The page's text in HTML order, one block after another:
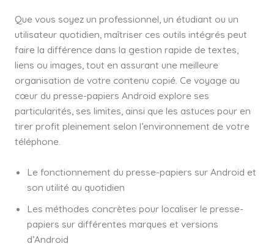
Que vous soyez un professionnel, un étudiant ou un
utilisateur quotidien, maîtriser ces outils intégrés peut
faire la différence dans la gestion rapide de textes,
liens ou images, tout en assurant une meilleure
organisation de votre contenu copié. Ce voyage au
cœur du presse-papiers Android explore ses
particularités, ses limites, ainsi que les astuces pour en
tirer profit pleinement selon l’environnement de votre
téléphone.
Le fonctionnement du presse-papiers sur Android et
son utilité au quotidien
Les méthodes concrètes pour localiser le presse-
papiers sur différentes marques et versions
d’Android